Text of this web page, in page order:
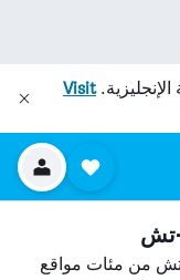
الإنجليزية.Visit
تش
من مئات مواقع